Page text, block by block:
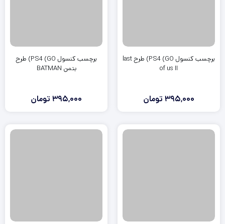
برچسب کنسول PS4 (GO) طرح last
of us II
395,000 تومان
برچسب کنسول PS4 (GO) طرح
بتمن BATMAN
395,000 تومان